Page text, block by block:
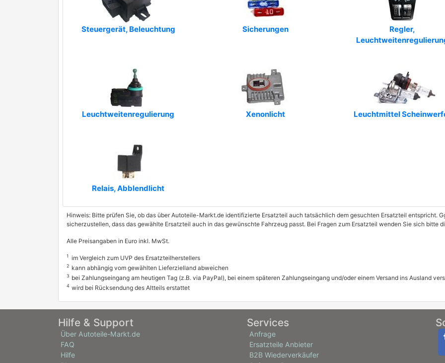
Steuergerät, Beleuchtung Sicherungen
Regler,
Leuchtweitenregulierung Xenonlicht Leuchtmittel
Relais, Abblendlicht
Hinweis: Bitte prüfen Sie, ob das über Autoteile-Markt.de identifizierte Ersatzteil auch tatsächlich dem gesuchten Ersatzteil entspricht.
sicherzustellen, dass das gewählte Ersatzteil auch in das gewünschte Fahrzeug passt. Bei Fragen zum Ersatzteil wenden Sie sich bitte
Alle Preisangaben in Euro inkl. MwSt.
1 im Vergleich zum UVP des Ersatzteilherstellers
2 kann abhängig vom gewählten Lieferzielland abweichen
3 bei Zahlungseingang am heutigen Tag (z.B. via PayPal), bei einem späteren Zahlungseingang und/oder einem Versand ins Ausland
4 wird bei Rücksendung des Altteils erstattet
Hilfe & Support
Über Autoteile-Markt.de
FAQ
Hilfe
Services
Anfrage
Ersatzteile Anbieter
B2B Wiederverkäufer